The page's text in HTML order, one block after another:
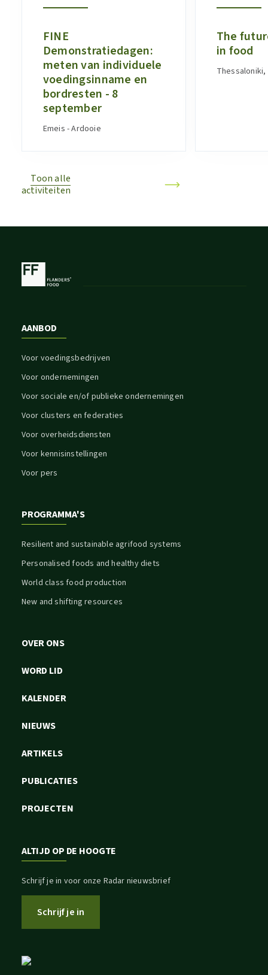
FINE
Demonstratiedagen:
meten van individuele
voedingsinname en
bordresten - 8
september
Emeis - Ardooie
The
in food
Toon alle
activiteiten
AANBOD
Voor voedingsbedrijven
Voor ondernemingen
Voor sociale en/of publieke ondernemingen
Voor clusters en federaties
Voor overheidsdiensten
Voor kennisinstellingen
Voor pers
PROGRAMMA'S
Resilient and sustainable agrifood systems
Personalised foods and healthy diets
World class food production
New and shifting resources
OVER ONS
WORD LID
KALENDER
NIEUWS
ARTIKELS
PUBLICATIES
PROJECTEN
ALTIJD OP DE HOOGTE
Schrijf je in voor onze Radar nieuwsbrief
Schrijf je in